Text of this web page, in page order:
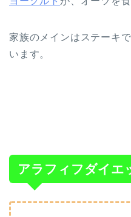
家族のメインはステーキ
います。
アラフィフダイエ